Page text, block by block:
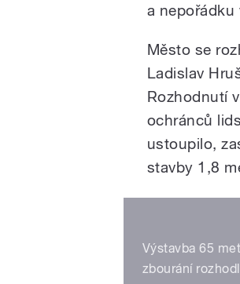
a
Město se
Ladislav
Rozhodnutí
ochránců
ustoupilo,
stavby 1,8
Výstavba 65
zbourání